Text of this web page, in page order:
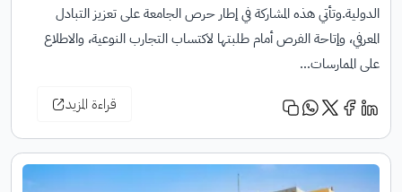
الدولية.وتأتي هذه المشاركة في إطار حرص الجامعة على تعزيز التبادل
المعرفي، وإتاحة الفرص أمام طلبتها لاكتساب التجارب النوعية، والاطلاع
على الممارسات…
قراءة المزيد